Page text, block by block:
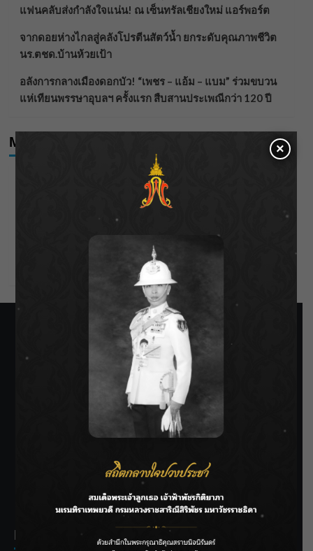
แฟนคลับส่งกำลังใจแน่น! ณ เซ็นทรัลเชียงใหม่ แอร์พอร์ต
จากดอยห่างไกลสู่คลังโปรตีนสัตว์น้ำ ยกระดับคุณภาพชีวิต
นร.ตชด.บ้านห้วยเป้า
อลังการกลางเมืองดอกบัว! “เพชร – แอ้ม – แบม” ร่วมขบวน
แห่เทียนพรรษาอุบลฯ ครั้งแรก สืบสานประเพณีกว่า 120 ปี
Meta
Comments feed
SIAMRATH VARIETY
THE BEST ENTERTAINMENT
Recent Posts
×